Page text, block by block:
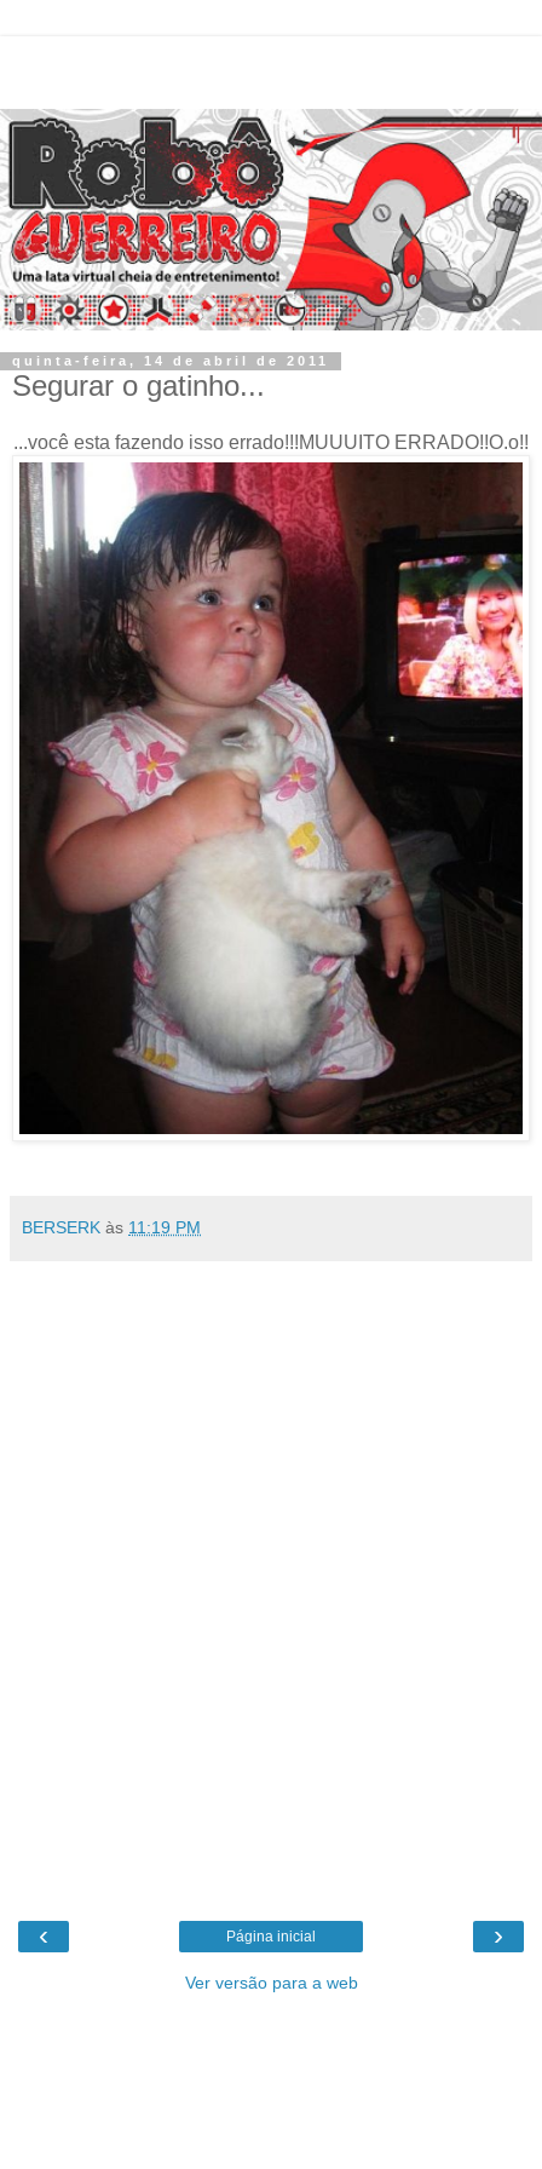
quinta-feira, 14 de abril de 2011
Segurar o gatinho...
...você esta fazendo isso errado!!!MUUUITO ERRADO!!O.o!!
BERSERK às 11:19 PM
‹ ›
Página inicial
Ver versão para a web